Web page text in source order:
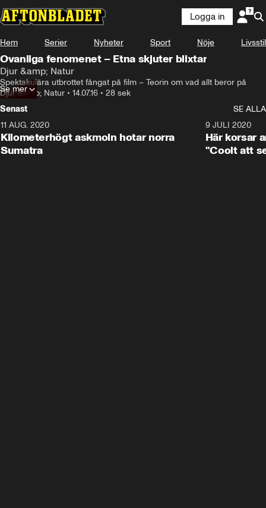
Logga in
Hem Serier Nyheter Sport Nöje Livsstil
Ovanliga fenomenet – Etna skjuter blixtar
Djur &amp; Natur
Spektakulära utbrottet fångat på film – Teorin om vad allt beror på
Djur &amp; Natur • 14.07.16 • 28 sek
Se mer
Senast
SE ALLA
11 AUG. 2020
Kilometerhögt askmoln hotar norra
Sumatra
9 JULI 2020
Här korsar
"Coolt att